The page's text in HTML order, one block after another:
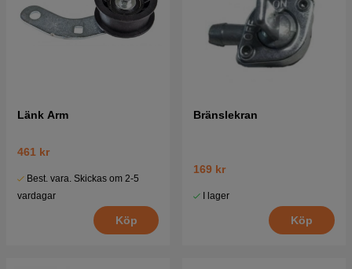
Länk Arm
461 kr
Best. vara. Skickas om 2-5
vardagar
Köp
Bränslekran
169 kr
I lager
Köp